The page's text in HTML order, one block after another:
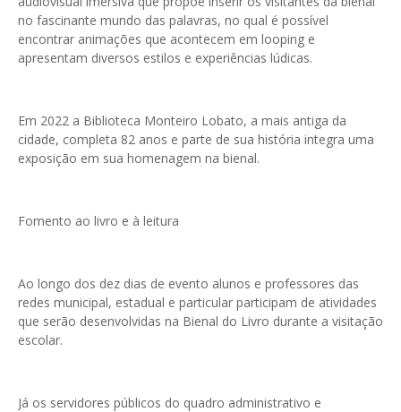
no fascinante mundo das palavras, no qual é possível
encontrar animações que acontecem em looping e
apresentam diversos estilos e experiências lúdicas.
Em 2022 a Biblioteca Monteiro Lobato, a mais antiga da
cidade, completa 82 anos e parte de sua história integra uma
exposição em sua homenagem na bienal.
Fomento ao livro e à leitura
Ao longo dos dez dias de evento alunos e professores das
redes municipal, estadual e particular participam de atividades
que serão desenvolvidas na Bienal do Livro durante a visitação
escolar.
Já os servidores públicos do quadro administrativo e